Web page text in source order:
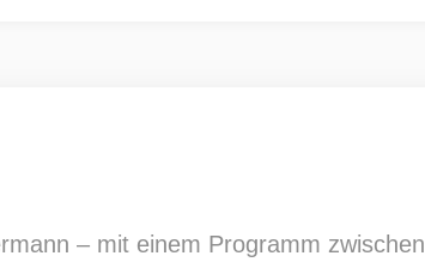
– mit einem Programm zwischen